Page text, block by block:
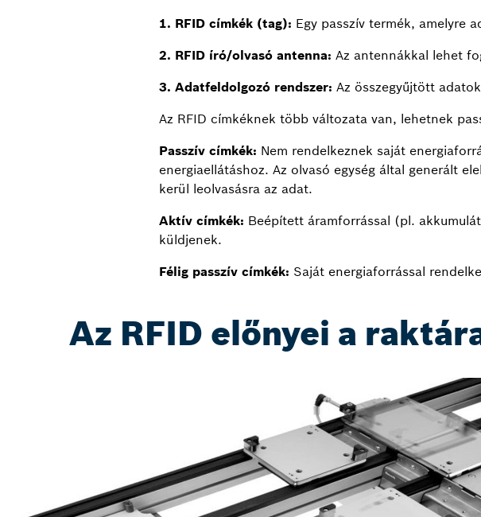
1. RFID címkék (tag): Egy passzív termék, amelyre
2. RFID író/olvasó antenna: Az antennákkal lehet
3. Adatfeldolgozó rendszer: Az összegyűjtött
Az RFID címkéknek több változata van, lehetnek
Passzív címkék: Nem rendelkeznek saját
energiaellátáshoz. Az olvasó egység által generált
kerül leolvasásra az adat.
Aktív címkék: Beépített áramforrással (pl.
küldjenek.
Félig passzív címkék: Saját energiaforrással
Az RFID előnyei a